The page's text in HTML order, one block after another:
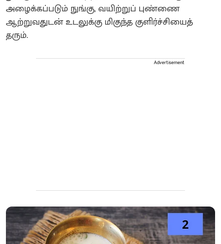
அழைக்கப்படும் நுங்கு, வயிற்றுப் புண்ணை
ஆற்றுவதுடன் உடலுக்கு மிகுந்த குளிர்ச்சியைத்
தரும்.
Advertisement